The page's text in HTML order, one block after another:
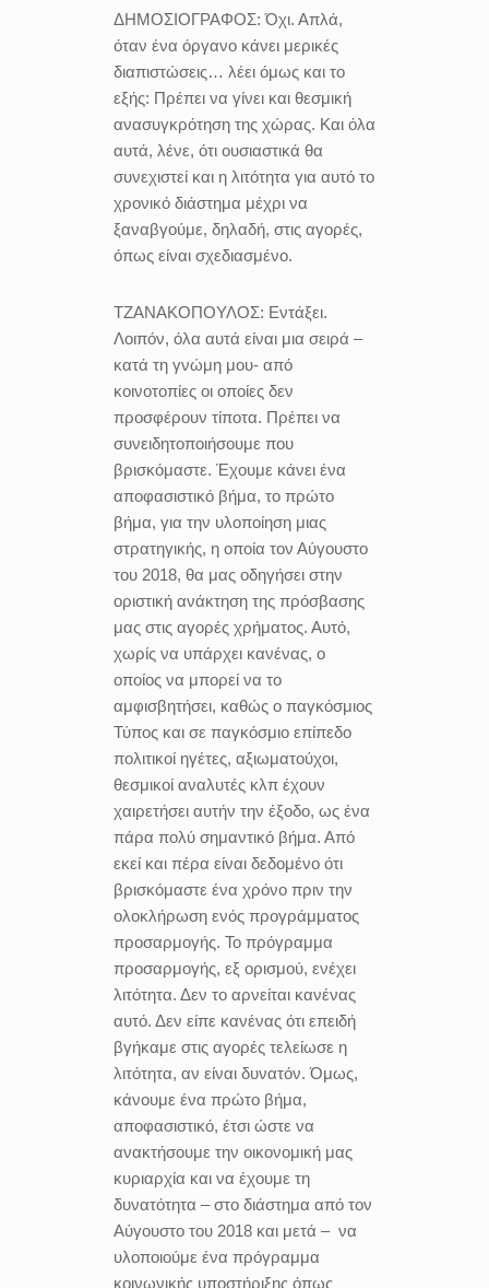
ΔΗΜΟΣΙΟΓΡΑΦΟΣ:Όχι. Απλά,
όταν ένα όργανο κάνει μερικές
διαπιστώσεις… λέει όμως και το
εξής: Πρέπει να γίνει και θεσμική
ανασυγκρότηση της χώρας. Και όλα
αυτά, λένε, ότι ουσιαστικά θα
συνεχιστεί και η λιτότητα για αυτό το
χρονικό διάστημα μέχρι να
ξαναβγούμε, δηλαδή, στις αγορές,
όπως είναι σχεδιασμένο.
ΤΖΑΝΑΚΟΠΟΥΛΟΣ: Εντάξει.
Λοιπόν, όλα αυτά είναι μια σειρά –
κατά τη γνώμη μου- από
κοινοτοπίες οι οποίες δεν
προσφέρουν τίποτα. Πρέπει να
συνειδητοποιήσουμε που
βρισκόμαστε. Έχουμε κάνει ένα
αποφασιστικό βήμα, το πρώτο
βήμα, για την υλοποίηση μιας
στρατηγικής, η οποία τον Αύγουστο
του 2018, θα μας οδηγήσει στην
οριστική ανάκτηση της πρόσβασης
μας στις αγορές χρήματος. Αυτό,
χωρίς να υπάρχει κανένας, ο
οποίος να μπορεί να το
αμφισβητήσει, καθώς ο παγκόσμιος
Τύπος και σε παγκόσμιο επίπεδο
πολιτικοί ηγέτες, αξιωματούχοι,
θεσμικοί αναλυτές κλπ έχουν
χαιρετήσει αυτήν την έξοδο, ως ένα
πάρα πολύ σημαντικό βήμα. Από
εκεί και πέρα είναι δεδομένο ότι
βρισκόμαστε ένα χρόνο πριν την
ολοκλήρωση ενός προγράμματος
προσαρμογής. Το πρόγραμμα
προσαρμογής, εξ ορισμού, ενέχει
λιτότητα. Δεν το αρνείται κανένας
αυτό. Δεν είπε κανένας ότι επειδή
βγήκαμε στις αγορές τελείωσε η
λιτότητα, αν είναι δυνατόν. Όμως,
κάνουμε ένα πρώτο βήμα,
αποφασιστικό, έτσι ώστε να
ανακτήσουμε την οικονομική μας
κυριαρχία και να έχουμε τη
δυνατότητα – στο διάστημα από τον
Αύγουστο του 2018 και μετά – να
υλοποιούμε ένα πρόγραμμα
κοινωνικής υποστήριξης όπως